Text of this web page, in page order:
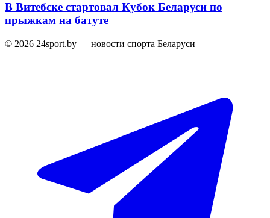
В Витебске стартовал Кубок Беларуси по
прыжкам на батуте
© 2026 24sport.by — новости спорта Беларуси